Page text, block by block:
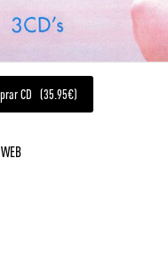
CD (35.95€)
WEB